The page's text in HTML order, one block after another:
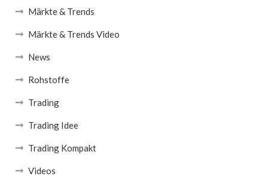
Märkte & Trends
Märkte & Trends Video
News
Rohstoffe
Trading
Trading Idee
Trading Kompakt
Videos